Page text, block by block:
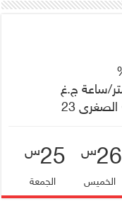
26س
الخميس
25س
الجمعة